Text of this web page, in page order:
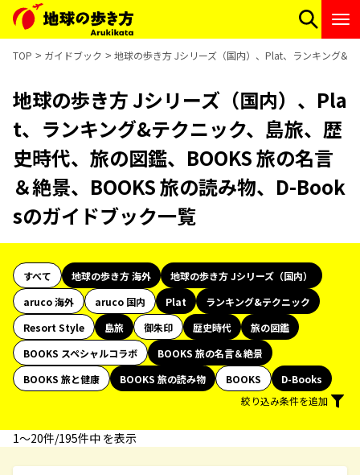
TOP ガイドブック 地球の歩き方 Jシリーズ（国内）、Plat、ランキング&
地球の歩き方 Jシリーズ（国内）、Pla
t、ランキング&テクニック、島旅、歴
史時代、旅の図鑑、BOOKS 旅の名言
＆絶景、BOOKS 旅の読み物、D-Book
sのガイドブック一覧
すべて 地球の歩き方 海外
地球の歩き方 Jシリーズ（国内）
aruco 海外
aruco 国内 Plat
ランキング&テクニック
Resort Style
島旅 御朱印 歴史時代
旅の図鑑
BOOKS スペシャルコラボ
BOOKS 旅の名言＆絶景
BOOKS 旅と健康
BOOKS 旅の読み物 BOOKS
D-Books
絞り込み条件を追加
1〜20件/195件中 を表示